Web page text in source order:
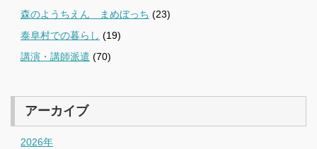
森のようちえん まめぼっち (23)
泰阜村での暮らし (19)
講演・講師派遣 (70)
アーカイブ
2026年